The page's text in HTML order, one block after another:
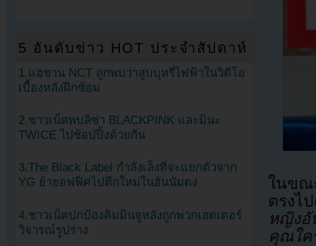
ในขณ
ตรง
หญิงอั
คุณใค
5 อันดับข่าว HOT ประจำสัปดาห์
1.แฮชาน NCT ถูกพบว่าสูบบุหรี่ไฟฟ้าในวิดีโอ
เบื้องหลังฝึกซ้อม
2.ชาวเน็ตพบลิซ่า BLACKPINK และมินะ
TWICE ไปช้อปปิ้งด้วยกัน
3.The Black Label กำลังเล็งที่จะแยกตัวจาก
YG ย้ายอฟฟิศไปตึกใหม่ในฮันนัมดง
4.ชาวเน็ตปกป้องคิมมินจูหลังถูกพวกเฮดเตอร์
วิจารณ์รูปร่าง